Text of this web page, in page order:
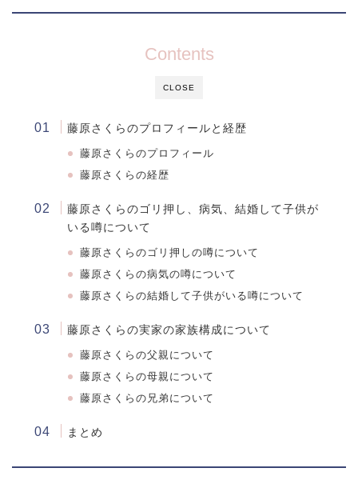
CLOSE
Contents
藤原さくらのプロフィールと経歴
藤原さくらのプロフィール
藤原さくらの経歴
藤原さくらのゴリ押し、病気、結婚して子供が
いる噂について
藤原さくらのゴリ押しの噂について
藤原さくらの病気の噂について
藤原さくらの結婚して子供がいる噂について
藤原さくらの実家の家族構成について
藤原さくらの父親について
藤原さくらの母親について
藤原さくらの兄弟について
まとめ